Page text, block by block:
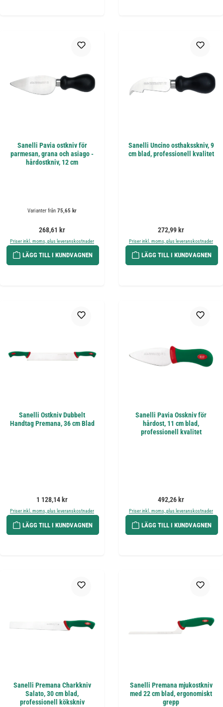
Sanelli Pavia ostkniv för
parmesan, grana och asiago -
hårdostkniv, 12 cm
Varianter från 75,65 kr
Ordinarie pris:
268,61 kr
Priser inkl. moms, plus leveranskostnader
LÄGG TILL I KUNDVAGNEN
Sanelli Uncino osthaksskniv, 9
cm blad, professionell kvalitet
Ordinarie pris:
272,99 kr
Priser inkl. moms, plus leveranskostnader
LÄGG TILL I KUNDVAGNEN
Sanelli Ostkniv Dubbelt
Handtag Premana, 36 cm Blad
Ordinarie pris:
1 128,14 kr
Priser inkl. moms, plus leveranskostnader
LÄGG TILL I KUNDVAGNEN
Sanelli Pavia Osskniv för
hårdost, 11 cm blad,
professionell kvalitet
Ordinarie pris:
492,26 kr
Priser inkl. moms, plus leveranskostnader
LÄGG TILL I KUNDVAGNEN
Sanelli Premana Charkkniv
Salato, 30 cm blad,
professionell kökskniv
Sanelli Premana mjukostkniv
med 22 cm blad, ergonomiskt
grepp